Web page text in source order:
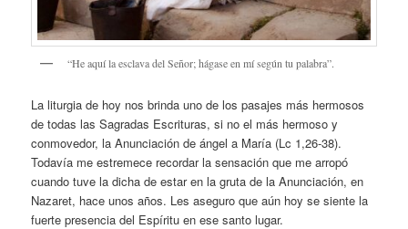
“He aquí la esclava del Señor; hágase en mí según tu palabra”.
La liturgia de hoy nos brinda uno de los pasajes más hermosos
de todas las Sagradas Escrituras, si no el más hermoso y
conmovedor, la Anunciación de ángel a María (Lc 1,26-38).
Todavía me estremece recordar la sensación que me arropó
cuando tuve la dicha de estar en la gruta de la Anunciación, en
Nazaret, hace unos años. Les aseguro que aún hoy se siente la
fuerte presencia del Espíritu en ese santo lugar.